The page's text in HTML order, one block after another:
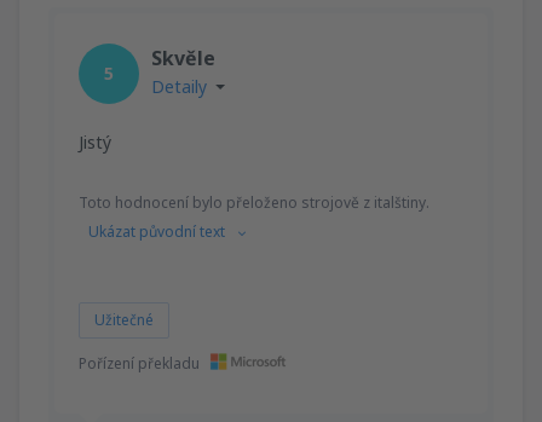
5
Skvěle
Detaily
Jistý
Toto hodnocení bylo přeloženo strojově z italštiny.
Ukázat původní text
Užitečné
Pořízení překladu